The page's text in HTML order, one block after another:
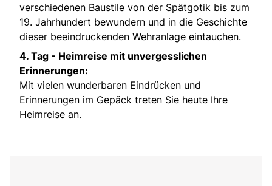
verschiedenen Baustile von der Spätgotik bis zum
19. Jahrhundert bewundern und in die Geschichte
dieser beeindruckenden Wehranlage eintauchen.
4. Tag - Heimreise mit unvergesslichen
Erinnerungen:
Mit vielen wunderbaren Eindrücken und
Erinnerungen im Gepäck treten Sie heute Ihre
Heimreise an.